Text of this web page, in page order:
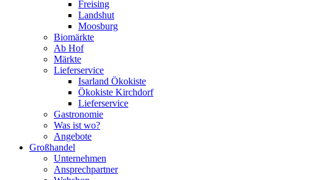
Freising
Landshut
Moosburg
Biomärkte
Ab Hof
Märkte
Lieferservice
Isarland Ökokiste
Ökokiste Kirchdorf
Lieferservice
Gastronomie
Was ist wo?
Angebote
Großhandel
Unternehmen
Ansprechpartner